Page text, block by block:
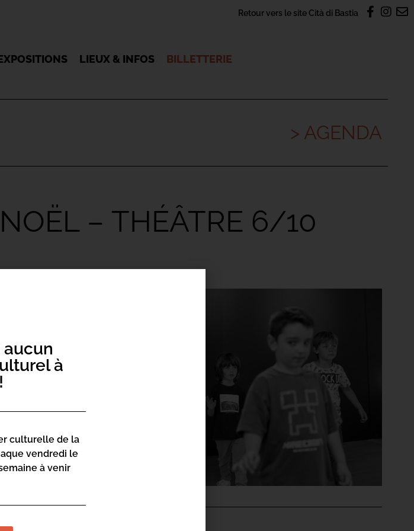
Retour vers le site Cità di Bastia
LIEUX & INFOS BILLETTERIE
> AGENDA
– THÉÂTRE 6/10
aucun
à
culturelle de la
vendredi le
à venir